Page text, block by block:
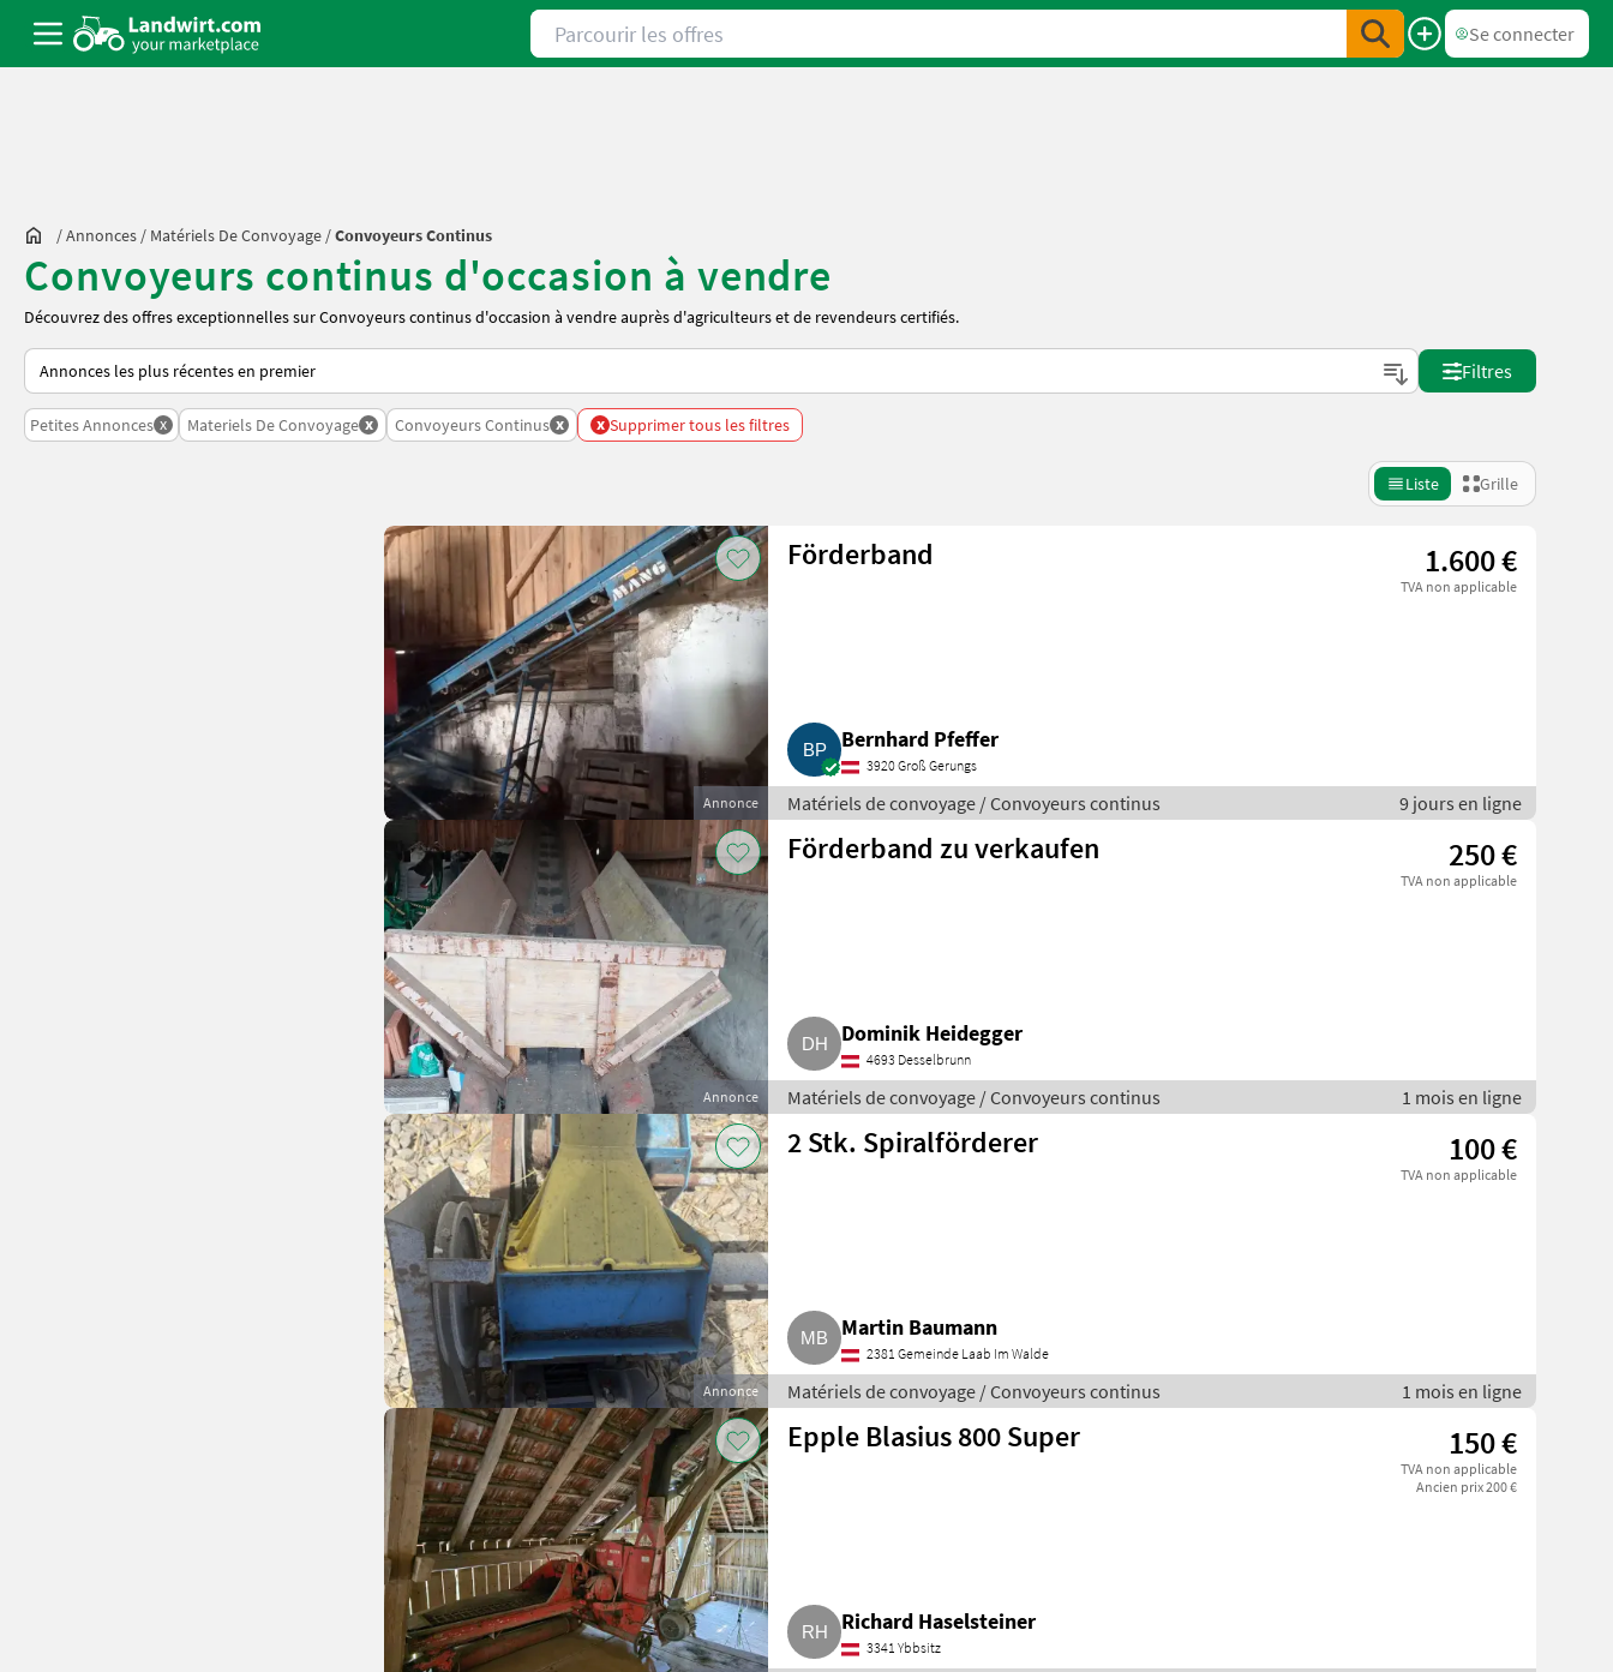
Parcourir les offres
Se connecter
/Annonces / Matériels De Convoyage /Convoyeurs Continus
Convoyeurs continus d'occasion à vendre
Découvrez des offres exceptionnelles sur Convoyeurs continus d'occasion à vendre auprès d'agriculteurs et de revendeurs certifiés.
Voici comment les annonces sont triées sur Landwirt.com
Filtres
Petites Annonces x Materiels De Convoyage x Convoyeurs Continus x x Supprimer tous les filtres
Liste Grille
Annonce
Förderband 1.600 €
TVA non applicable
Bernhard Pfeffer
3920 Groß Gerungs
Matériels de convoyage / Convoyeurs continus 9 jours en ligne
Annonce
Förderband zu verkaufen 250 €
TVA non applicable
Dominik Heidegger
4693 Desselbrunn
Matériels de convoyage / Convoyeurs continus 1 mois en ligne
Annonce
2 Stk. Spiralförderer 100 €
TVA non applicable
Martin Baumann
2381 Gemeinde Laab Im Walde
Matériels de convoyage / Convoyeurs continus 1 mois en ligne
Epple Blasius 800 Super 150 €
TVA non applicable
Ancien prix 200 €
Richard Haselsteiner
3341 Ybbsitz